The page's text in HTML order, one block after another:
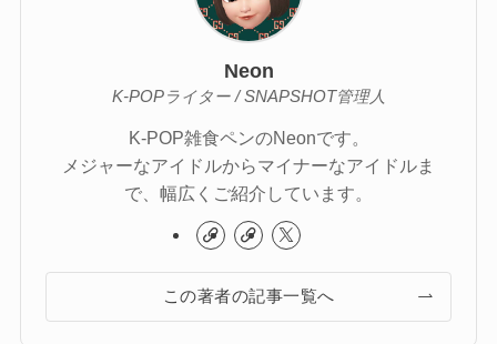
Neon
K-POPライター / SNAPSHOT管理人
K-POP雑食ペンのNeonです。
メジャーなアイドルからマイナーなアイドルま
で、幅広くご紹介しています。
この著者の記事一覧へ